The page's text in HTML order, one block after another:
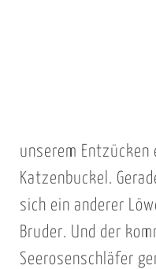
unserem
Katzenbuckel.
sich ein anderer
Bruder. Und der
Seerosenschläfer